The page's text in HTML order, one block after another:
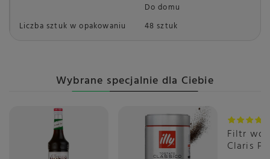
Do domu
Liczba sztuk w opakowaniu
48 sztuk
Wybrane specjalnie dla Ciebie
Filtr
Claris